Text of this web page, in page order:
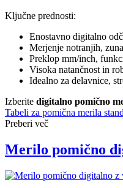
Ključne prednosti:
Enostavno digitalno
Merjenje notranjih,
Preklop mm/inch,
Visoka natančnost in
Idealno za delavnice,
Izberite digitalno pomično
Tabeli za pomična merila
Preberi več
Merilo pomično